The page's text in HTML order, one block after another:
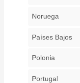
Noruega
Países Bajos
Polonia
Portugal